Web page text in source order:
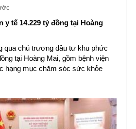
y tế 14.229 tỷ đồng tại Hoàng
qua chủ trương đầu tư khu phức
tại Hoàng Mai, gồm bệnh viện
hạng mục chăm sóc sức khỏe